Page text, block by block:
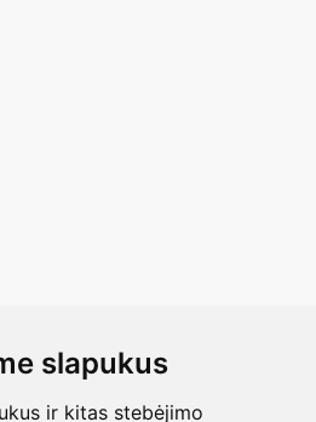
slapukus
ir kitas stebėjimo